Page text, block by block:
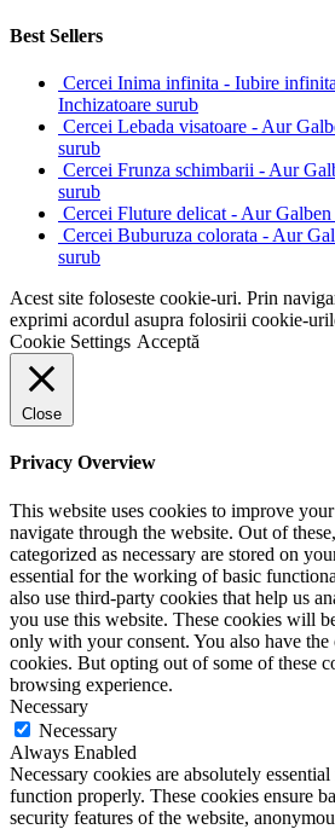
Best Sellers
Cercei Inima infinita - Iubire
Inchizatoare surub
Cercei Lebada visatoare - Aur
surub
Cercei Frunza schimbarii - Aur
surub
Cercei Fluture delicat - Aur
Cercei Buburuza colorata - Aur
surub
Acest site foloseste cookie-uri. Prin
exprimi acordul asupra folosirii cookie-
Cookie Settings Acceptă
Close
Privacy Overview
This website uses cookies to improve
navigate through the website. Out of
categorized as necessary are stored on
essential for the working of basic
also use third-party cookies that help us
you use this website. These cookies will
only with your consent. You also have
cookies. But opting out of some of these
browsing experience.
Necessary
Necessary
Always Enabled
Necessary cookies are absolutely
function properly. These cookies ensure
security features of the website,